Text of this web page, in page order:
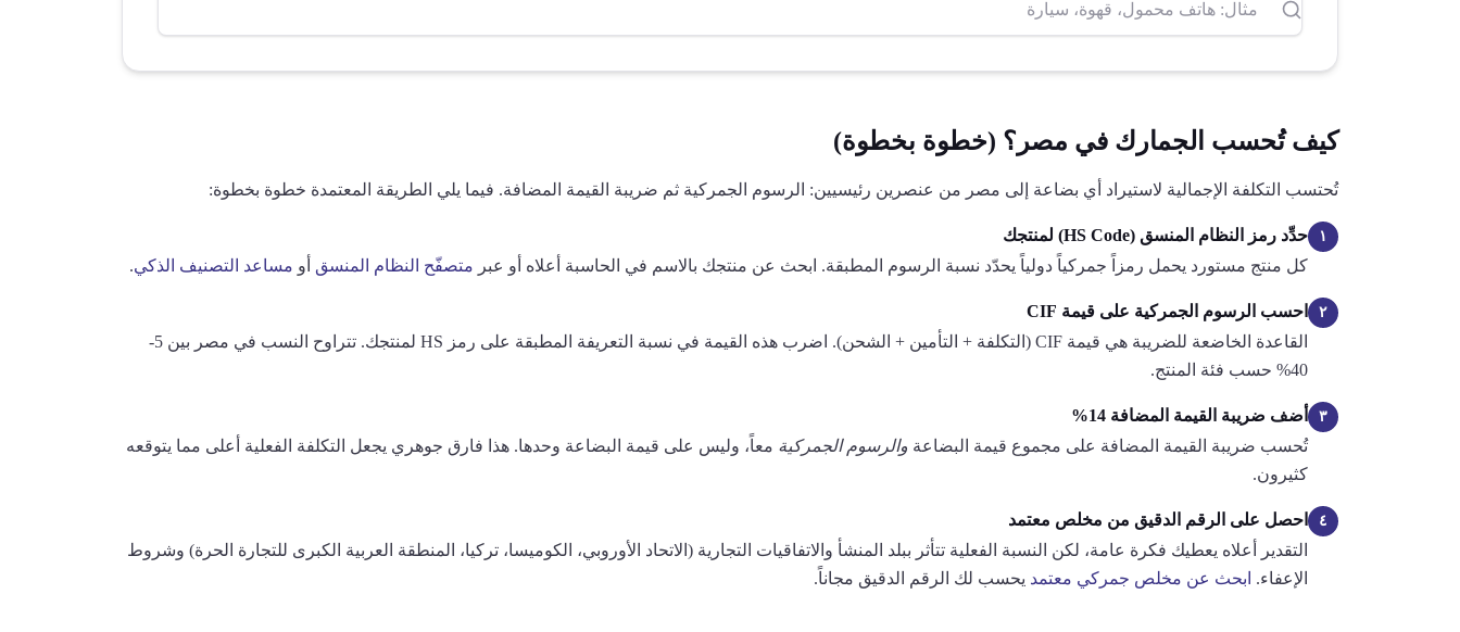
كيف تُحسب الجمارك في مصر؟ (خطوة بخطوة)
تُحتسب التكلفة الإجمالية لاستيراد أي بضاعة إلى مصر من عنصرين رئيسيين: الرسوم الجمركية ثم ضريبة القيمة المضافة. فيما يلي الطريقة المعتمدة خطوة بخطوة:
١
حدِّد رمز النظام المنسق (HS Code) لمنتجك
كل منتج مستورد يحمل رمزاً جمركياً دولياً يحدّد نسبة الرسوم المطبقة. ابحث عن منتجك بالاسم في الحاسبة أعلاه أو عبر متصفّح النظام المنسق أو مساعد التصنيف الذكي.
٢
احسب الرسوم الجمركية على قيمة CIF
القاعدة الخاضعة للضريبة هي قيمة CIF (التكلفة + التأمين + الشحن). اضرب هذه القيمة في نسبة التعريفة المطبقة على رمز HS لمنتجك. تتراوح النسب في مصر بين
5-
40%
حسب فئة المنتج.
٣ أضف ضريبة القيمة المضافة 14%
تُحسب ضريبة القيمة المضافة على مجموع قيمة البضاعة والرسوم الجمركية معاً، وليس على قيمة البضاعة وحدها. هذا فارق جوهري يجعل التكلفة الفعلية أعلى مما يتوقعه
كثيرون.
٤
احصل على الرقم الدقيق من مخلص معتمد
التقدير أعلاه يعطيك فكرة عامة، لكن النسبة الفعلية تتأثر ببلد المنشأ والاتفاقيات التجارية (الاتحاد الأوروبي، الكوميسا، تركيا، المنطقة العربية الكبرى للتجارة الحرة) وشروط
الإعفاء. ابحث عن مخلص جمركي معتمد يحسب لك الرقم الدقيق مجاناً.